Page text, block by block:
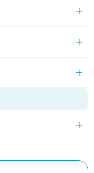
＋
＋
＋
气瓶。携带时请提
＋